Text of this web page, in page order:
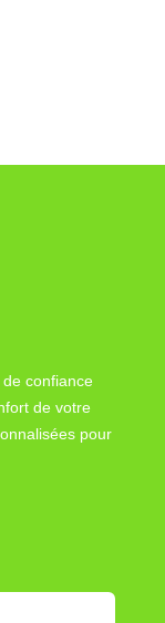
confiance
de votre
pour